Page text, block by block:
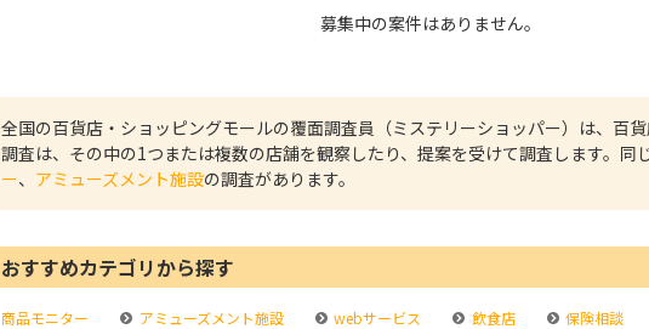
募集中の案件はありません。
全国の百貨店・ショッピングモールの覆面調査員（ミステリーショッパー）は、百
調査は、その中の1つまたは複数の店舗を観察したり、提案を受けて調査します。同
ー、 アミューズメント施設の調査があります。
おすすめカテゴリから探す
商品モニター アミューズメント施設 webサービス 飲食店 保険相談